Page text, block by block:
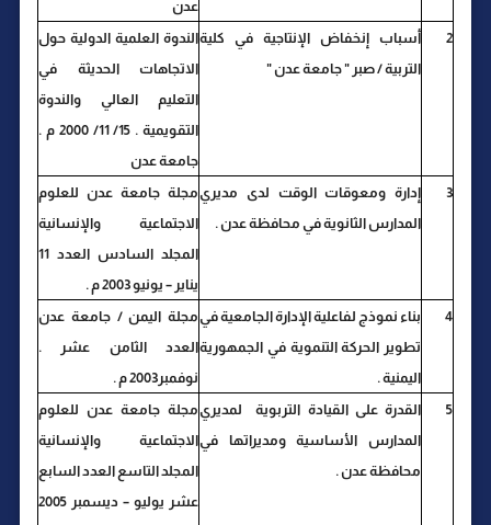
عدن
2
أسباب إنخفاض الإنتاجية في كلية
التربية / صبر " جامعة عدن "
الندوة العلمية الدولية حول
الاتجاهات الحديثة في
التعليم العالي والندوة
التقويمية . 15/ 11/ 2000 م .
جامعة عدن
3
إدارة ومعوقات الوقت لدى مديري
المدارس الثانوية في محافظة عدن .
مجلة جامعة عدن للعلوم
الاجتماعية والإنسانية
المجلد السادس العدد 11
يناير – يونيو 2003 م .
4
بناء نموذج لفاعلية الإدارة الجامعية في
تطوير الحركة التنموية في الجمهورية
اليمنية .
مجلة اليمن / جامعة عدن
العدد الثامن عشر .
نوفمبر2003 م .
5
القدرة على القيادة التربوية لمديري
المدارس الأساسية ومديراتها في
محافظة عدن .
مجلة جامعة عدن للعلوم
الاجتماعية والإنسانية
المجلد التاسع العدد السابع
عشر يوليو – ديسمبر 2005